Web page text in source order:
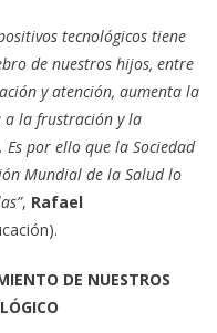
tecnológicos tiene
de nuestros hijos, entre
y atención, aumenta la
a la frustración y la
por ello que la Sociedad
Mundial de la Salud lo
, Rafael
DE NUESTROS